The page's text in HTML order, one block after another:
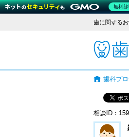
歯に関する
歯科プ
相談ID：
無料